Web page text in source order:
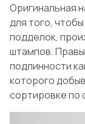
Оригинальная
для того,
подделок,
штампов.
подлинности
которого
сортировке по